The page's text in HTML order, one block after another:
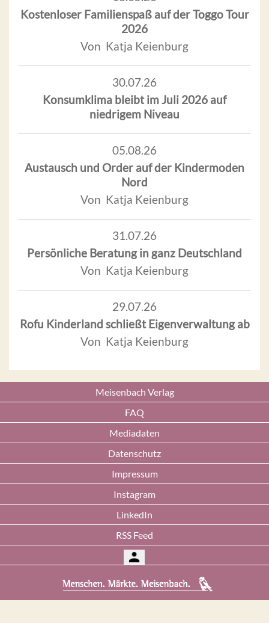
Kostenloser Familienspaß auf der Toggo Tour
2026
Von Katja Keienburg
30.07.26
Konsumklima bleibt im Juli 2026 auf
niedrigem Niveau
05.08.26
Austausch und Order auf der Kindermoden
Nord
Von Katja Keienburg
31.07.26
Persönliche Beratung in ganz Deutschland
Von Katja Keienburg
29.07.26
Rofu Kinderland schließt Eigenverwaltung ab
Von Katja Keienburg
Meisenbach Verlag
FAQ
Mediadaten
Datenschutz
Impressum
Instagram
LinkedIn
RSS Feed